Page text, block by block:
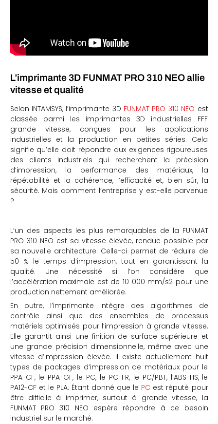
L’imprimante 3D FUNMAT PRO 310 NEO allie
vitesse et qualité
Selon INTAMSYS, l’imprimante 3D FUNMAT PRO 310 NEO est
classée parmi les imprimantes 3D industrielles FFF
grande vitesse, conçues pour les applications
industrielles et la production en petites séries. Cela
signifie qu’elle doit répondre aux exigences rigoureuses
des clients industriels qui recherchent la précision
d’impression, la performance des matériaux, la
répétabilité et la cohérence, l’efficacité et, bien sûr, la
sécurité. Mais comment l’entreprise y est-elle parvenue
?
L’un des aspects les plus remarquables de la FUNMAT
PRO 310 NEO est sa vitesse élevée, rendue possible par
sa nouvelle architecture. Celle-ci permet de réduire de
50 % le temps d’impression, tout en garantissant la
qualité. Une nécessité si l’on considère que
l’accélération maximale est de 10 000 mm/s2 pour une
production nettement améliorée.
En outre, l’imprimante intègre des algorithmes de
contrôle ainsi que des ensembles de processus
matériels optimisés pour l’impression à grande vitesse.
Elle garantit ainsi une finition de surface supérieure et
une grande précision dimensionnelle, même avec une
vitesse d’impression élevée. Il existe actuellement huit
types de packages d’impression de matériaux pour le
PPA-CF, le PPA-GF, le PC, le PC-FR, le PC/PBT, l’ABS-HS, le
PA12-CF et le PLA. Étant donné que le PC est réputé pour
être difficile à imprimer, surtout à grande vitesse, la
FUNMAT PRO 310 NEO espère répondre à ce besoin
industriel sur le marché.